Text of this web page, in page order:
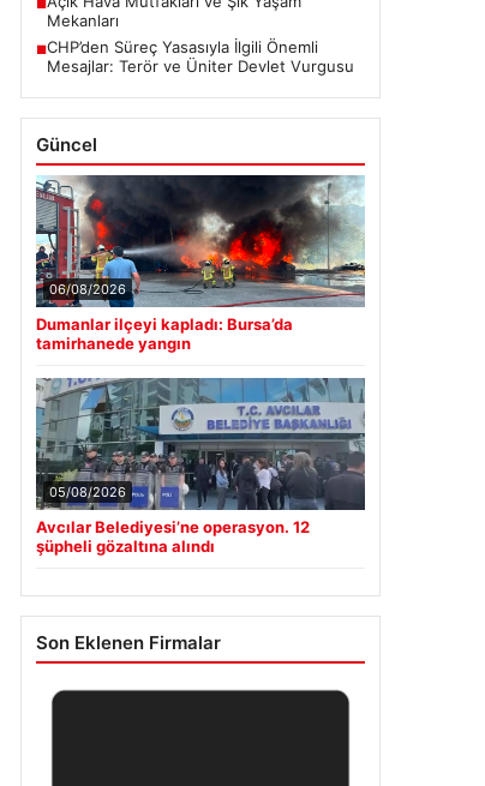
■
Mekanları
■CHP’den Süreç Yasasıyla İlgili Önemli
Mesajlar: Terör ve Üniter Devlet Vurgusu
Güncel
06/08/2026
Dumanlar ilçeyi kapladı: Bursa’da
tamirhanede yangın
05/08/2026
Avcılar Belediyesi’ne operasyon. 12
şüpheli gözaltına alındı
Son Eklenen Firmalar